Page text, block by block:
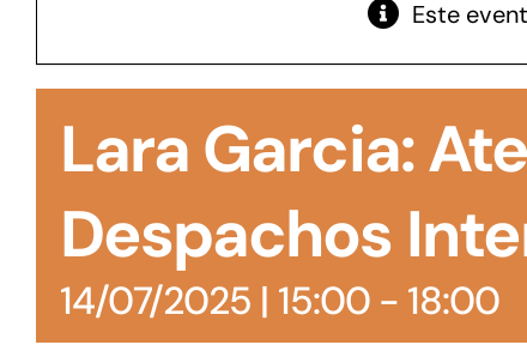
manutenção de estoques e despesas operacionais
Este
Lara Garcia:
Despachos
14/07/2025 | 15:00- 18:00